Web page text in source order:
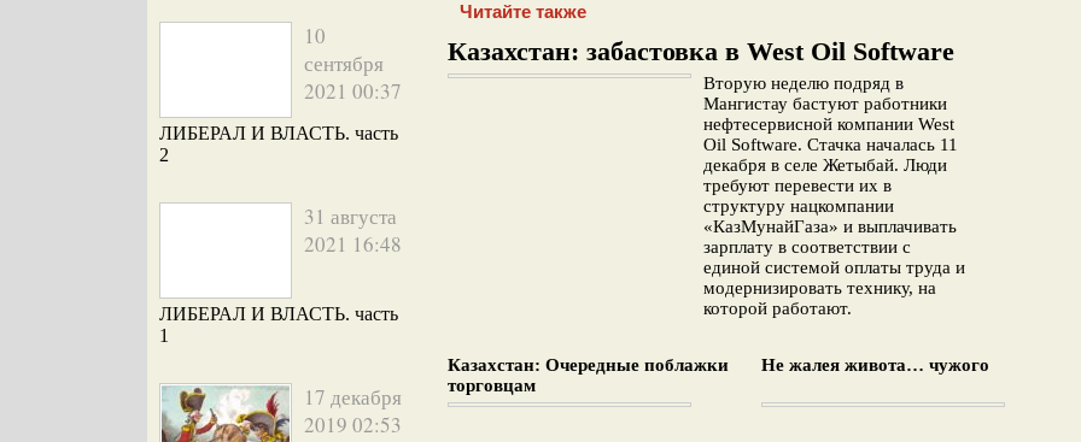
10
сентября
2021 00:37
ЛИБЕРАЛ И ВЛАСТЬ. часть
2
31 августа
2021 16:48
ЛИБЕРАЛ И ВЛАСТЬ. часть
1
17 декабря
2019 02:53
Читайте также
Казахстан: забастовка в West Oil Software
Вторую неделю подряд в
Мангистау бастуют работники
нефтесервисной компании West
Oil Software. Стачка началась 11
декабря в селе Жетыбай. Люди
требуют перевести их в
структуру нацкомпании
«КазМунайГаза» и выплачивать
зарплату в соответствии с
единой системой оплаты труда и
модернизировать технику, на
которой работают.
Казахстан: Очередные поблажки
торговцам
Не жалея живота… чужого